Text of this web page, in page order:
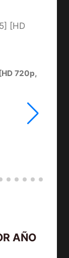
720p,
AÑO